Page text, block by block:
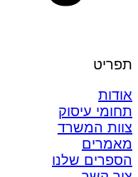
תפריט
אודות
תחומי עיסוק
צוות המשרד
מאמרים
הספרים שלנו